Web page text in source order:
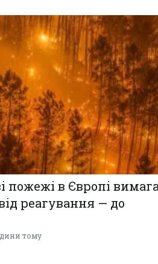
пожежі в Європі
реагування — до
тому